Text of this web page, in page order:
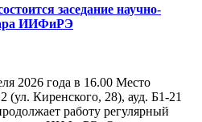
заседание научно-
ИИФиРЭ
2026 года в 16.00 Место
(ул. Киренского, 28), ауд. Б1-21
работу регулярный